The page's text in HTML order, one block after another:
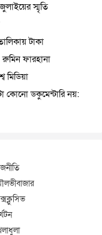
স্মৃতি
টাকা
ফারহানা
মিডিয়া
কোনো ডকুমেন্টারি নয়: